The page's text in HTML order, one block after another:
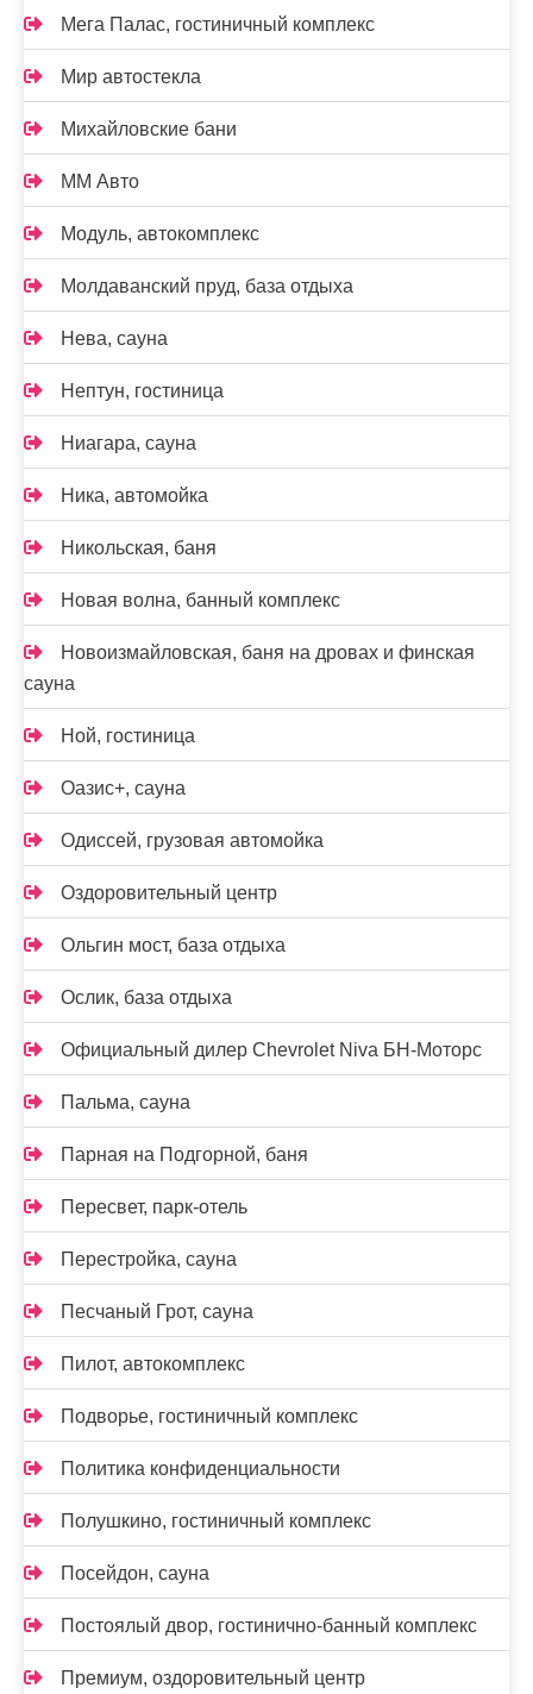
Мега Палас, гостиничный комплекс
Мир автостекла
Михайловские бани
ММ Авто
Модуль, автокомплекс
Молдаванский пруд, база отдыха
Нева, сауна
Нептун, гостиница
Ниагара, сауна
Ника, автомойка
Никольская, баня
Новая волна, банный комплекс
Новоизмайловская, баня на дровах и финская
сауна
Ной, гостиница
Оазис+, сауна
Одиссей, грузовая автомойка
Оздоровительный центр
Ольгин мост, база отдыха
Ослик, база отдыха
Официальный дилер Chevrolet Niva БН-Моторс
Пальма, сауна
Парная на Подгорной, баня
Пересвет, парк-отель
Перестройка, сауна
Песчаный Грот, сауна
Пилот, автокомплекс
Подворье, гостиничный комплекс
Политика конфиденциальности
Полушкино, гостиничный комплекс
Посейдон, сауна
Постоялый двор, гостинично-банный комплекс
Премиум, оздоровительный центр